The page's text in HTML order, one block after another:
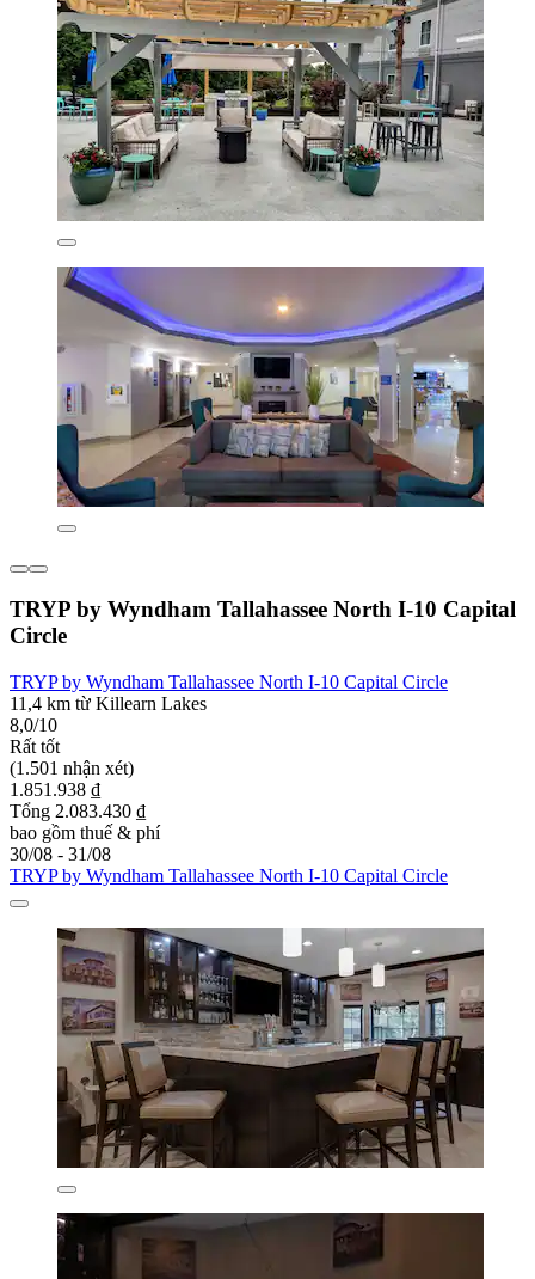
TRYP by Wyndham Tallahassee North I-10 Capital
Circle
TRYP by Wyndham Tallahassee North I-10 Capital Circle
11,4 km từ Killearn Lakes
8,0/10
Rất tốt
(1.501 nhận xét)
1.851.938 ₫
Tổng 2.083.430 ₫
bao gồm thuế & phí
30/08 - 31/08
TRYP by Wyndham Tallahassee North I-10 Capital Circle